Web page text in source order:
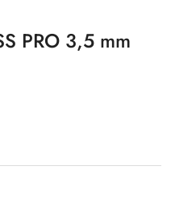
PRO 3,5 mm